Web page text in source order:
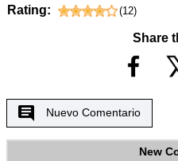
Rating: (12)
Share
Nuevo Comentario
New